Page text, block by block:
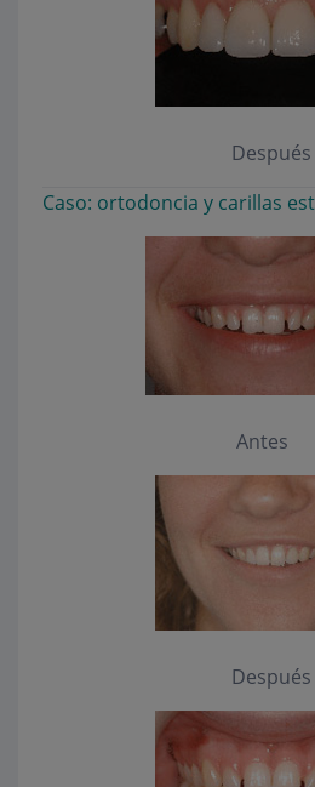
Después
Caso: ortodoncia y carillas
Antes
Después